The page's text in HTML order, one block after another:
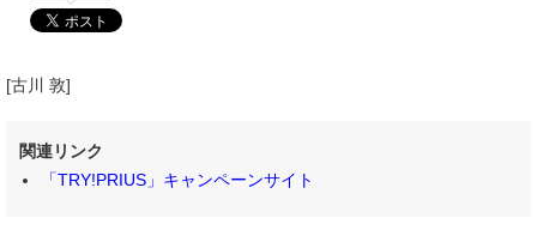
[古川 敦]
関連リンク
「TRY!PRIUS」キャンペーンサイト